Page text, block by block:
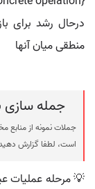
درحال رشد برای
منطقی میان آنها
جمله سازی
جملات نمونه از
است، لطفا گزارش
💡 مرحله عملیات